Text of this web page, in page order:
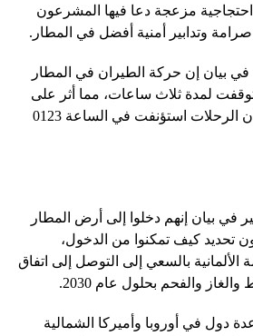
مزعجة دعا فيها المشرعون
وتدابير أمنية أفضل في المطار.
بيان إن حركة الطيران في المطار
توقفت لمدة ثلاث ساعات، مما أثر على
حركة الشحن. وأضاف أن الرحلات استؤنفت في الساعة 0123
في بيان إنهم دخلوا إلى أرض المطار
تحديد كيف تمكنوا من الدخول،
الألمانية بالسعي إلى التوصل إلى اتفاق
والفحم بحلول عام 2030.
دول في أوروبا وأميركا الشمالية